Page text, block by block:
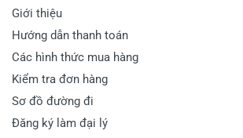
Giới thiệu
Hướng dẫn thanh toán
Các hình thức mua hàng
Kiểm tra đơn hàng
Sơ đồ đường đi
Đăng ký làm đại lý